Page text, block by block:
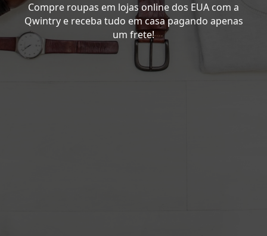
Compre roupas em lojas online dos EUA com a
Qwintry e receba tudo em casa pagando apenas
um frete!